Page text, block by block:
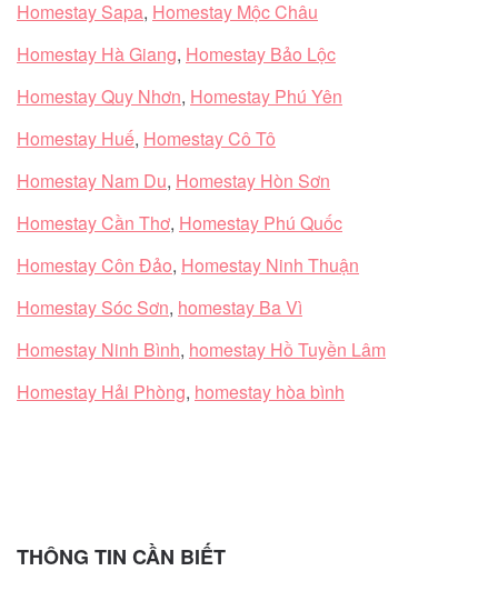
Homestay Sapa, Homestay Mộc Châu
Homestay Hà Giang, Homestay Bảo Lộc
Homestay Quy Nhơn, Homestay Phú Yên
Homestay Huế, Homestay Cô Tô
Homestay Nam Du, Homestay Hòn Sơn
Homestay Cần Thơ, Homestay Phú Quốc
Homestay Côn Đảo, Homestay Ninh Thuận
Homestay Sóc Sơn, homestay Ba Vì
Homestay Ninh Bình, homestay Hồ Tuyền Lâm
Homestay Hải Phòng, homestay hòa bình
THÔNG TIN CẦN BIẾT